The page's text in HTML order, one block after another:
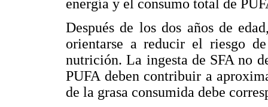
energía y el consumo total de
Después de los dos años de
orientarse a reducir el riesgo
nutrición. La ingesta de SFA no
PUFA deben contribuir a
de la grasa consumida debe